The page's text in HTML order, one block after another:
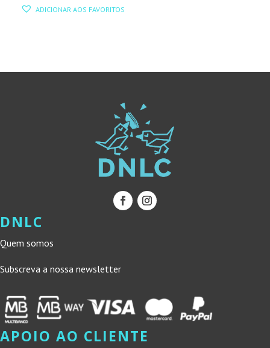
ADICIONAR AOS FAVORITOS
DNLC
Quem somos
Subscreva a nossa newsletter
APOIO AO CLIENTE